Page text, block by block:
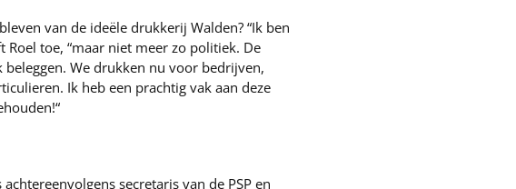
van de ideële drukkerij Walden? “Ik ben
Roel toe, “maar niet meer zo politiek. De
We drukken nu voor bedrijven,
Ik heb een prachtig vak aan deze
secretaris van de PSP en